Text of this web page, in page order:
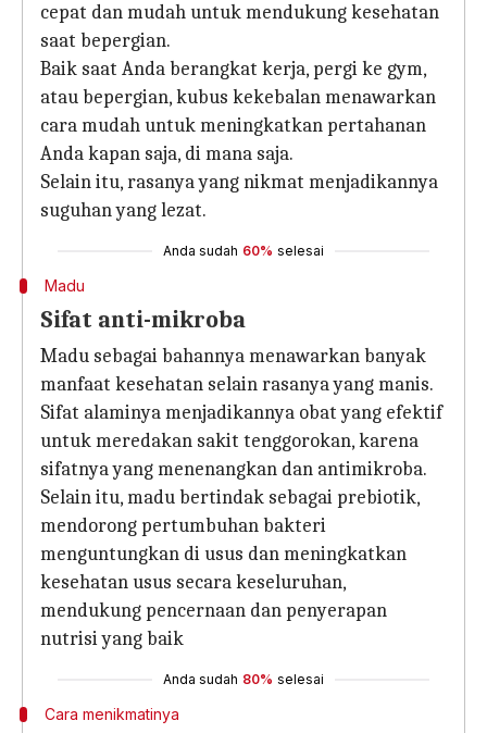
cepat dan mudah untuk mendukung kesehatan
saat bepergian.
Baik saat Anda berangkat kerja, pergi ke gym,
atau bepergian, kubus kekebalan menawarkan
cara mudah untuk meningkatkan pertahanan
Anda kapan saja, di mana saja.
Selain itu, rasanya yang nikmat menjadikannya
suguhan yang lezat.
Anda sudah 60% selesai
Madu
Sifat anti-mikroba
Madu sebagai bahannya menawarkan banyak
manfaat kesehatan selain rasanya yang manis.
Sifat alaminya menjadikannya obat yang efektif
untuk meredakan sakit tenggorokan, karena
sifatnya yang menenangkan dan antimikroba.
Selain itu, madu bertindak sebagai prebiotik,
mendorong pertumbuhan bakteri
menguntungkan di usus dan meningkatkan
kesehatan usus secara keseluruhan,
mendukung pencernaan dan penyerapan
nutrisi yang baik
Anda sudah 80% selesai
Cara menikmatinya